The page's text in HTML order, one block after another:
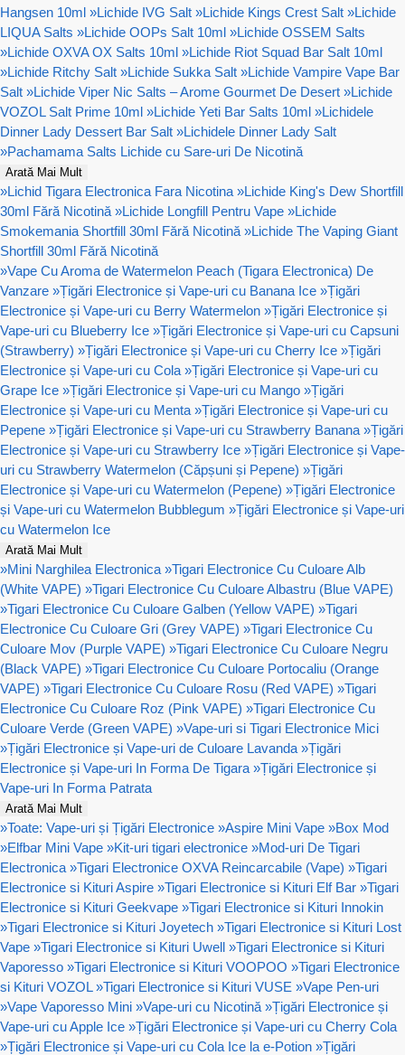
Hangsen 10ml »Lichide IVG Salt »Lichide Kings Crest Salt »Lichide
LIQUA Salts »Lichide OOPs Salt 10ml »Lichide OSSEM Salts
»Lichide OXVA OX Salts 10ml »Lichide Riot Squad Bar Salt 10ml
»Lichide Ritchy Salt »Lichide Sukka Salt »Lichide Vampire Vape Bar
Salt »Lichide Viper Nic Salts – Arome Gourmet De Desert »Lichide
VOZOL Salt Prime 10ml »Lichide Yeti Bar Salts 10ml »Lichidele
Dinner Lady Dessert Bar Salt »Lichidele Dinner Lady Salt
»Pachamama Salts Lichide cu Sare-uri De Nicotină
Arată Mai Mult
»Lichid Tigara Electronica Fara Nicotina »Lichide King's Dew Shortfill
30ml Fără Nicotină »Lichide Longfill Pentru Vape »Lichide
Smokemania Shortfill 30ml Fără Nicotină »Lichide The Vaping Giant
Shortfill 30ml Fără Nicotină
»Vape Cu Aroma de Watermelon Peach (Tigara Electronica) De
Vanzare »Țigări Electronice și Vape-uri cu Banana Ice »Țigări
Electronice și Vape-uri cu Berry Watermelon »Țigări Electronice și
Vape-uri cu Blueberry Ice »Țigări Electronice și Vape-uri cu Capsuni
(Strawberry) »Țigări Electronice și Vape-uri cu Cherry Ice »Țigări
Electronice și Vape-uri cu Cola »Țigări Electronice și Vape-uri cu
Grape Ice »Țigări Electronice și Vape-uri cu Mango »Țigări
Electronice și Vape-uri cu Menta »Țigări Electronice și Vape-uri cu
Pepene »Țigări Electronice și Vape-uri cu Strawberry Banana »Țigări
Electronice și Vape-uri cu Strawberry Ice »Țigări Electronice și Vape-
uri cu Strawberry Watermelon (Căpșuni și Pepene) »Țigări
Electronice și Vape-uri cu Watermelon (Pepene) »Țigări Electronice
și Vape-uri cu Watermelon Bubblegum »Țigări Electronice și Vape-uri
cu Watermelon Ice
Arată Mai Mult
»Mini Narghilea Electronica »Tigari Electronice Cu Culoare Alb
(White VAPE) »Tigari Electronice Cu Culoare Albastru (Blue VAPE)
»Tigari Electronice Cu Culoare Galben (Yellow VAPE) »Tigari
Electronice Cu Culoare Gri (Grey VAPE) »Tigari Electronice Cu
Culoare Mov (Purple VAPE) »Tigari Electronice Cu Culoare Negru
(Black VAPE) »Tigari Electronice Cu Culoare Portocaliu (Orange
VAPE) »Tigari Electronice Cu Culoare Rosu (Red VAPE) »Tigari
Electronice Cu Culoare Roz (Pink VAPE) »Tigari Electronice Cu
Culoare Verde (Green VAPE) »Vape-uri si Tigari Electronice Mici
»Țigări Electronice și Vape-uri de Culoare Lavanda »Țigări
Electronice și Vape-uri In Forma De Tigara »Țigări Electronice și
Vape-uri In Forma Patrata
Arată Mai Mult
»Toate: Vape-uri și Țigări Electronice »Aspire Mini Vape »Box Mod
»Elfbar Mini Vape »Kit-uri tigari electronice »Mod-uri De Tigari
Electronica »Tigari Electronice OXVA Reincarcabile (Vape) »Tigari
Electronice si Kituri Aspire »Tigari Electronice si Kituri Elf Bar »Tigari
Electronice si Kituri Geekvape »Tigari Electronice si Kituri Innokin
»Tigari Electronice si Kituri Joyetech »Tigari Electronice si Kituri Lost
Vape »Tigari Electronice si Kituri Uwell »Tigari Electronice si Kituri
Vaporesso »Tigari Electronice si Kituri VOOPOO »Tigari Electronice
si Kituri VOZOL »Tigari Electronice si Kituri VUSE »Vape Pen-uri
»Vape Vaporesso Mini »Vape-uri cu Nicotină »Țigări Electronice și
Vape-uri cu Apple Ice »Țigări Electronice și Vape-uri cu Cherry Cola
»Țigări Electronice și Vape-uri cu Cola Ice la e-Potion »Țigări